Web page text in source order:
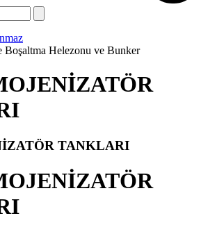
Boşaltma Helezonu ve Bunker
TANKLARI